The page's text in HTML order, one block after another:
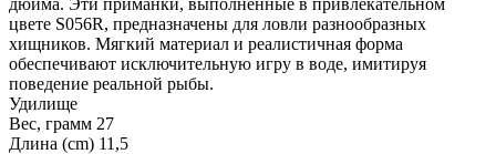
цвете S056R, предназначены для ловли разнообразных
хищников. Мягкий материал и реалистичная форма
обеспечивают исключительную игру в воде, имитируя
поведение реальной рыбы.
Удилище
Вес, грамм 27
Длина (cm) 11,5